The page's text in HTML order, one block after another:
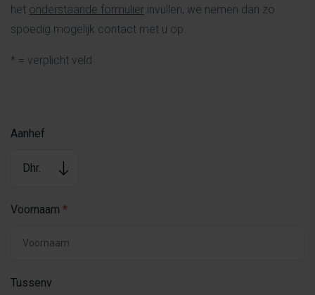
het onderstaande formulier invullen, we nemen dan zo
spoedig mogelijk contact met u op.
* = verplicht veld
Aanhef
Voornaam *
Tussenv